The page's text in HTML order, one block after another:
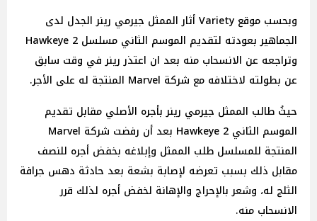
وبحسب موقع Variety أثار الممثل جيرمي رينر الجدل لدى
الجماهير بعودته لتقديم الموسم الثاني مسلسل 2 Hawkeye
وتراجعه عن الانسحاب منه بعد ان اعتذر رينر في وقت سابق
عن بطولته لاختلافه مع شركة Marvel المنتجة له على الأجر.
حيثُ طالب الممثل جيرمي رينر بأجره الأصلي مقابل تقديم
الموسم الثاني 2 Hawkeye بعد أن رفضت شركة Marvel
المنتجة للمسلسل طلب الممثل وإبلاغه بخفض أجره للنصف
مقابل ذلك بسبب تعرضه لإصابة بشعة بعد حادثة دهس جرافة
الثلج له، وشعر بالإحراج والإهانة لخفض أجره لذلك قرر
الانسحاب منه.